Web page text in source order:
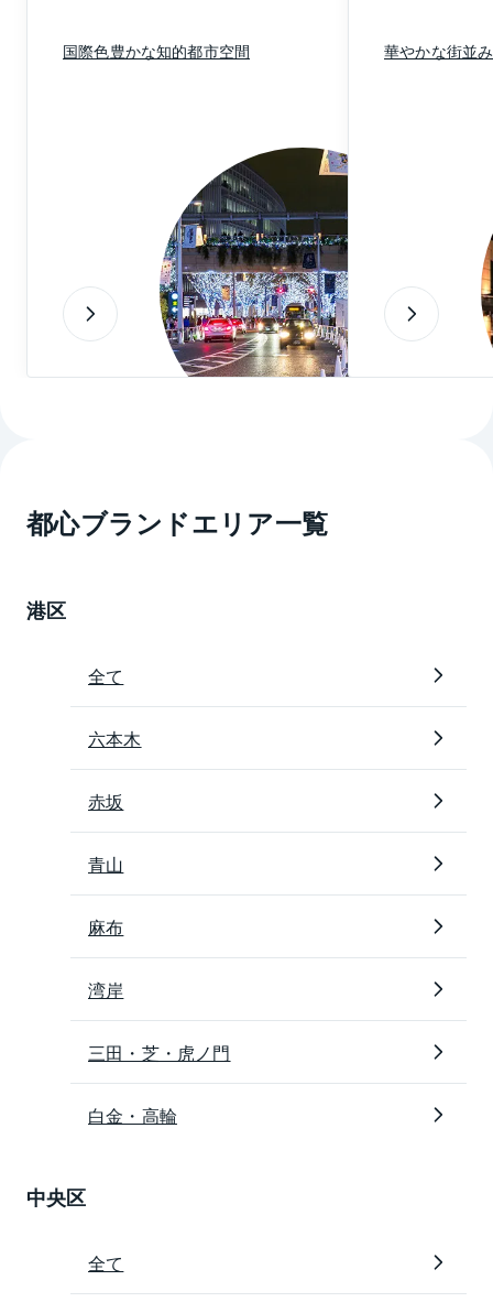
レッシュするウォーキングやジョギングのコースに最
適です。ペットと散歩を楽しむ人の姿も多く見られま
す。実際に歩いてみると渋谷や新宿もそう遠くはない
ことが実感できるでしょう。
少しだけ足をのばせば、デパートやファッションビル
でのショッピングも気軽にこなせ、買い物環境はたい
へん恵まれています。
JR山手線原宿駅、東京メトロ千代田線明治神宮前駅、
※上記は2020年9月現在の情報です。ご覧になった時点
国際色豊かな知的都市空間 華やかな街並
都心ブランドエリア一覧
港区
全て
六本木
赤坂
青山
麻布
湾岸
三田・芝・虎ノ門
白金・高輪
中央区
全て